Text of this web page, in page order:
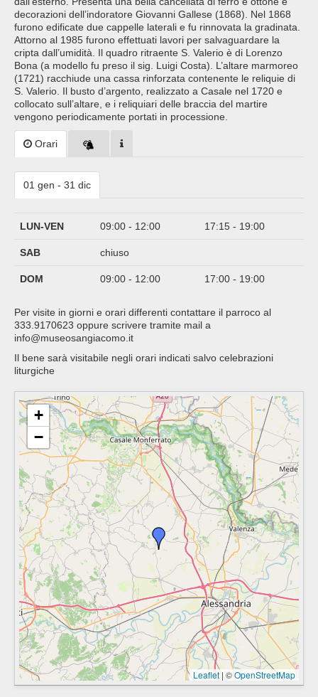
decorazioni dell’indoratore Giovanni Gallese (1868). Nel 1868
furono edificate due cappelle laterali e fu rinnovata la gradinata.
Attorno al 1985 furono effettuati lavori per salvaguardare la
cripta dall’umidità. Il quadro ritraente S. Valerio è di Lorenzo
Bona (a modello fu preso il sig. Luigi Costa). L’altare marmoreo
(1721) racchiude una cassa rinforzata contenente le reliquie di
S. Valerio. Il busto d’argento, realizzato a Casale nel 1720 e
collocato sull’altare, e i reliquiari delle braccia del martire
vengono periodicamente portati in processione.
Orari
01 gen - 31 dic
LUN-VEN 09:00 - 12:00 17:15 - 19:00
SAB chiuso
DOM 09:00 - 12:00 17:00 - 19:00
Per visite in giorni e orari differenti contattare il parroco al
333.9170623 oppure scrivere tramite mail a
info@museosangiacomo.it
Il bene sarà visitabile negli orari indicati salvo celebrazioni
liturgiche
+
−
Leaflet | ©OpenStreetMap